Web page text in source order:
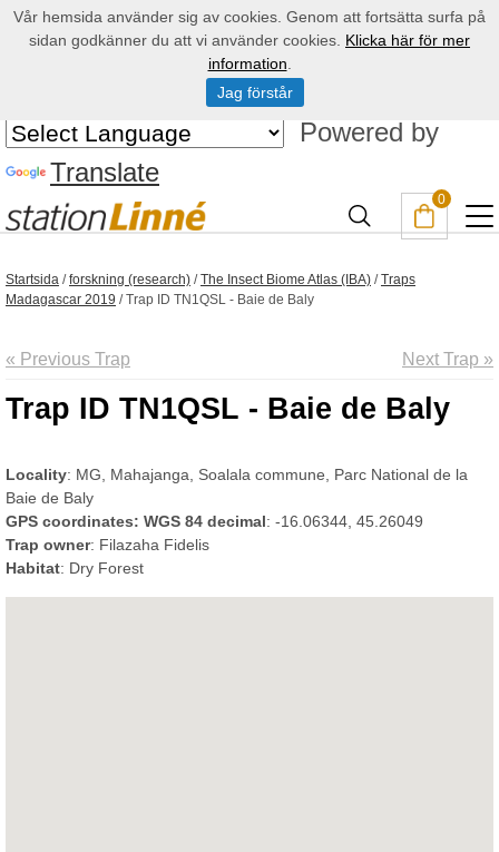
Powered by
Translate
0
Startsida /forskning (research) /The Insect Biome Atlas (IBA) /Traps
Madagascar 2019 /Trap ID TN1QSL - Baie de Baly
« Previous Trap Next Trap »
Trap ID TN1QSL - Baie de Baly
Locality: MG, Mahajanga, Soalala commune, Parc National de la
Baie de Baly
GPS coordinates: WGS 84 decimal: -16.06344, 45.26049
Trap owner: Filazaha Fidelis
Habitat: Dry Forest
Vår hemsida använder sig av cookies. Genom att fortsätta surfa på
sidan godkänner du att vi använder cookies. Klicka här för mer
information
Jag förstår